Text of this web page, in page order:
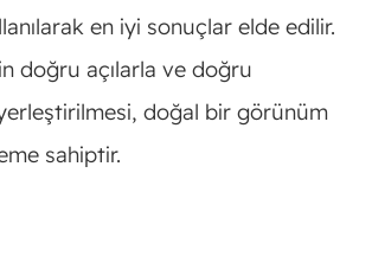
en iyi sonuçlar elde edilir.
doğru açılarla ve doğru
doğal bir görünüm
sahiptir.